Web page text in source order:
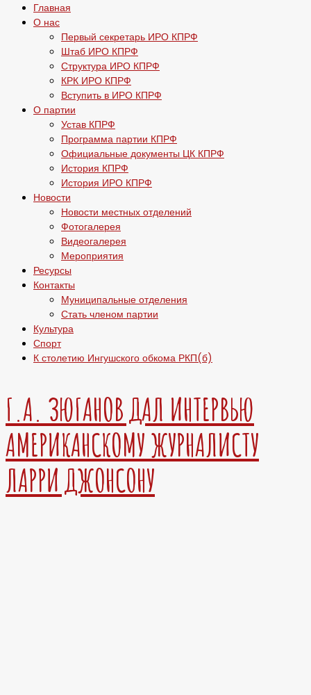
Главная
О нас
Первый секретарь ИРО КПРФ
Штаб ИРО КПРФ
Структура ИРО КПРФ
КРК ИРО КПРФ
Вступить в ИРО КПРФ
О партии
Устав КПРФ
Программа партии КПРФ
Официальные документы ЦК КПРФ
История КПРФ
История ИРО КПРФ
Новости
Новости местных отделений
Фотогалерея
Видеогалерея
Мероприятия
Ресурсы
Контакты
Муниципальные отделения
Стать членом партии
Культура
Спорт
К столетию Ингушского обкома РКП(б)
Г.А. ЗЮГАНОВ ДАЛ ИНТЕРВЬЮ
АМЕРИКАНСКОМУ ЖУРНАЛИСТУ
ЛАРРИ ДЖОНСОНУ